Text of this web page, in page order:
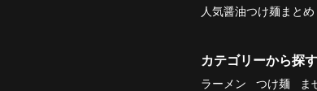
人気醤油つけ麺まとめ
カテゴリーから探す
ラーメン つけ麺 ま